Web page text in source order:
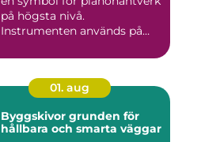
på högsta nivå.
Instrumenten används på
01. aug
Byggskivor grunden för
hållbara och smarta väggar